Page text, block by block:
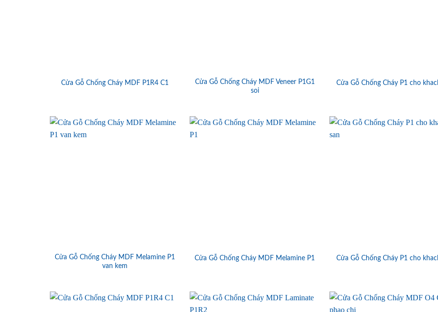
Cửa Gỗ Chống Cháy MDF P1R4 C1
Cửa Gỗ Chống Cháy MDF Veneer P1G1
soi
Cửa Gỗ Chống Cháy P1 cho
Cửa Gỗ Chống Cháy MDF Melamine P1
van kem
Cửa Gỗ Chống Cháy MDF Melamine P1 Cửa Gỗ Chống Cháy P1 cho